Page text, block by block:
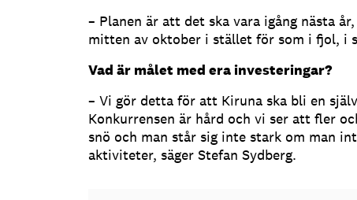
– Planen är att det ska vara igång nästa
mitten av oktober i stället för som i fjol, i
Vad är målet med era investeringar?
– Vi gör detta för att Kiruna ska bli en
Konkurrensen är hård och vi ser att fler
snö och man står sig inte stark om man
aktiviteter, säger Stefan Sydberg.